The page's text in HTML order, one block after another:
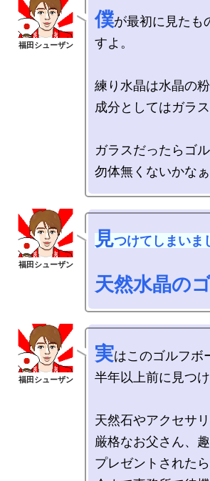
僕が最初に見たも
すよ。
練り水晶は水晶の
成分としてはガラ
ガラスだったらゴ
見つけてしまいま
天然水晶の
実はこのゴルフボ
半年以上前に見つ
天然石やアクセサ
厳格なお父さん、
プレゼントされた